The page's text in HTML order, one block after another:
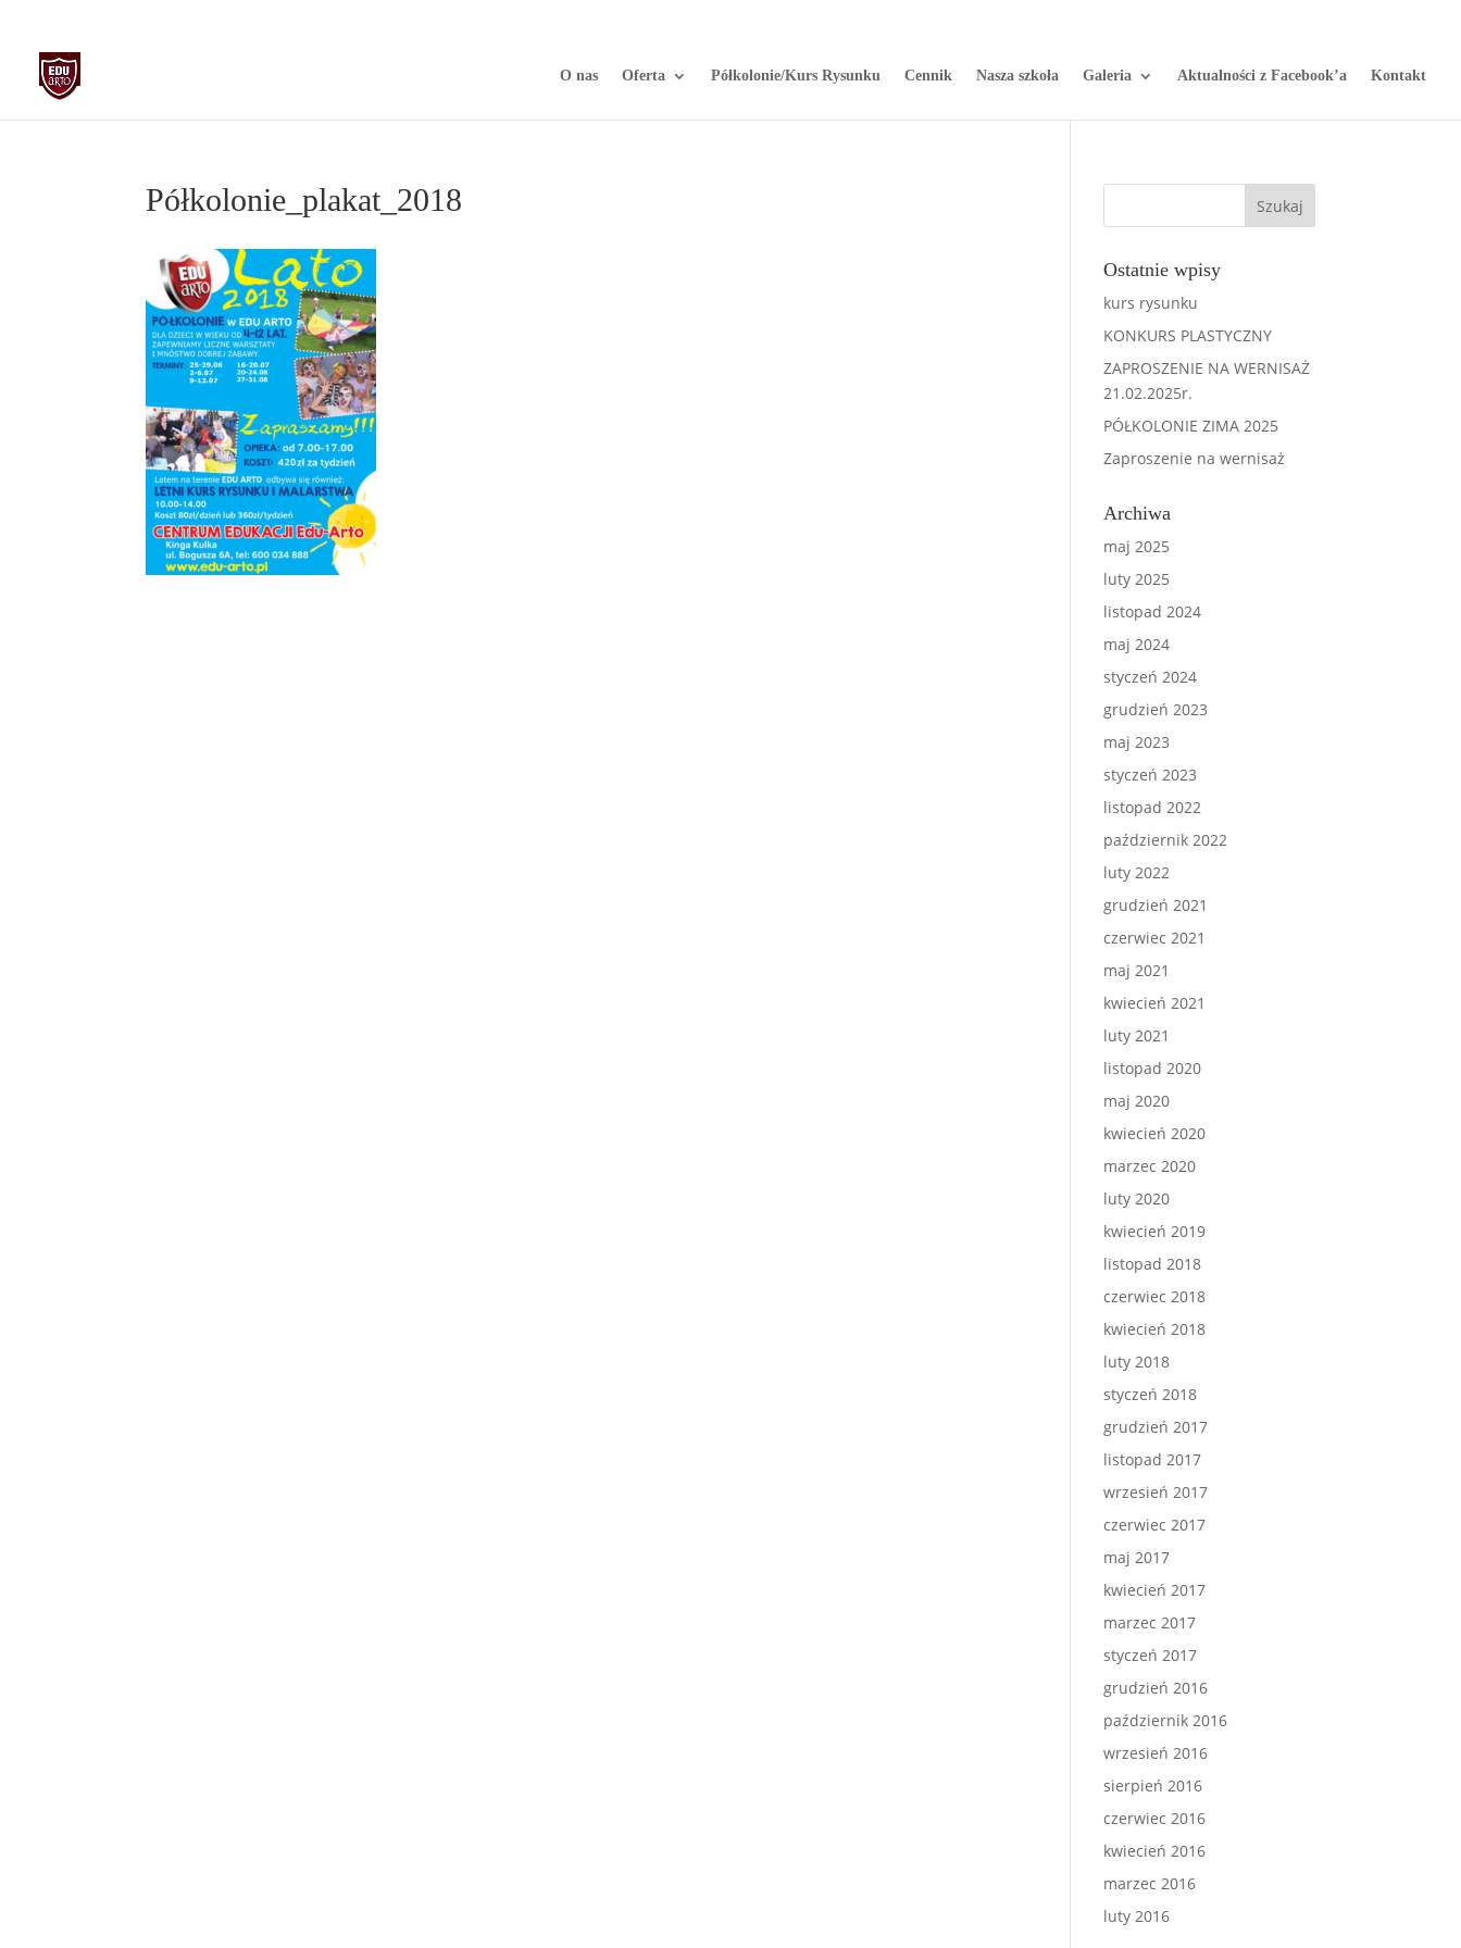
O nas Oferta Półkolonie/Kurs Rysunku Cennik Nasza szkoła Galeria Aktualności z Facebook’a Kontakt
Półkolonie_plakat_2018
Ostatnie wpisy
kurs rysunku
KONKURS PLASTYCZNY
ZAPROSZENIE NA WERNISAŻ
21.02.2025r.
PÓŁKOLONIE ZIMA 2025
Zaproszenie na wernisaż
Archiwa
maj 2025
luty 2025
listopad 2024
maj 2024
styczeń 2024
grudzień 2023
maj 2023
styczeń 2023
listopad 2022
październik 2022
luty 2022
grudzień 2021
czerwiec 2021
maj 2021
kwiecień 2021
luty 2021
listopad 2020
maj 2020
kwiecień 2020
marzec 2020
luty 2020
kwiecień 2019
listopad 2018
czerwiec 2018
kwiecień 2018
luty 2018
styczeń 2018
grudzień 2017
listopad 2017
wrzesień 2017
czerwiec 2017
maj 2017
kwiecień 2017
marzec 2017
styczeń 2017
grudzień 2016
październik 2016
wrzesień 2016
sierpień 2016
czerwiec 2016
kwiecień 2016
marzec 2016
luty 2016